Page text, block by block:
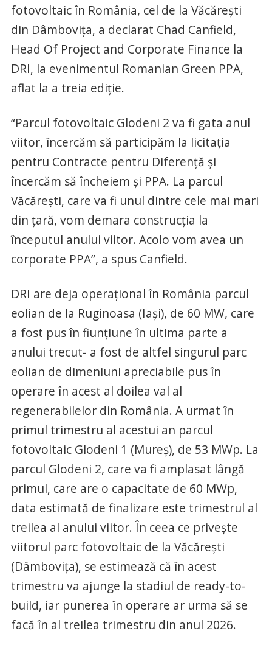
fotovoltaic în România, cel de la Văcărești
din Dâmbovița, a declarat Chad Canfield,
Head Of Project and Corporate Finance la
DRI, la evenimentul Romanian Green PPA,
aflat la a treia ediție.
“Parcul fotovoltaic Glodeni 2 va fi gata anul
viitor, încercăm să participăm la licitația
pentru Contracte pentru Diferență și
încercăm să încheiem și PPA. La parcul
Văcărești, care va fi unul dintre cele mai mari
din țară, vom demara construcția la
începutul anului viitor. Acolo vom avea un
corporate PPA”, a spus Canfield.
DRI are deja operațional în România parcul
eolian de la Ruginoasa (Iași), de 60 MW, care
a fost pus în fiunțiune în ultima parte a
anului trecut- a fost de altfel singurul parc
eolian de dimeniuni apreciabile pus în
operare în acest al doilea val al
regenerabilelor din România. A urmat în
primul trimestru al acestui an parcul
fotovoltaic Glodeni 1 (Mureș), de 53 MWp. La
parcul Glodeni 2, care va fi amplasat lângă
primul, care are o capacitate de 60 MWp,
data estimată de finalizare este trimestrul al
treilea al anului viitor. În ceea ce privește
viitorul parc fotovoltaic de la Văcărești
(Dâmbovița), se estimează că în acest
trimestru va ajunge la stadiul de ready-to-
build, iar punerea în operare ar urma să se
facă în al treilea trimestru din anul 2026.